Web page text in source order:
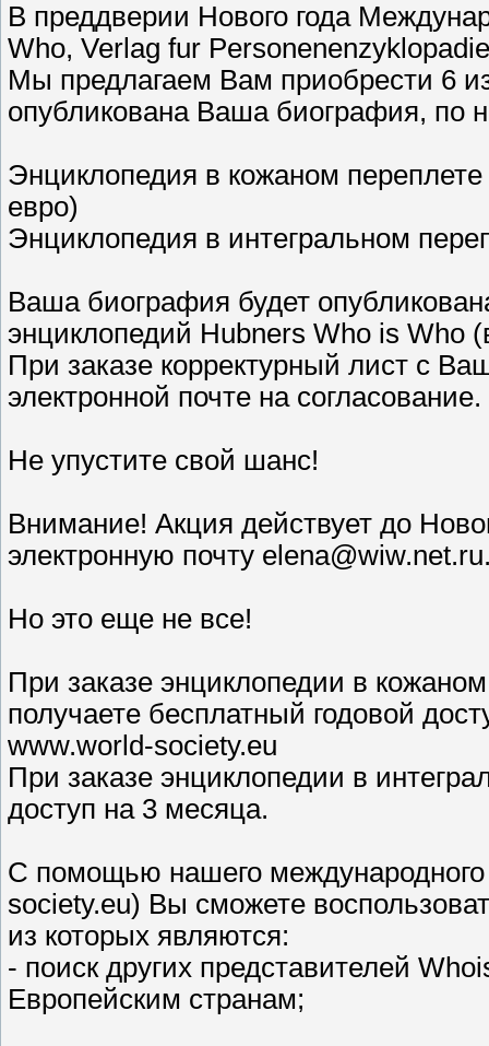
В преддверии Нового года
Who, Verlag fur
Мы предлагаем Вам приобрести 6
опубликована Ваша биография, по
Энциклопедия в кожаном
евро)
Энциклопедия в интегральном
Ваша биография будет
энциклопедий Hubners Who is Who
При заказе корректурный лист с
электронной почте на согласование.
Не упустите свой шанс!
Внимание! Акция действует до
электронную почту
Но это еще не все!
При заказе энциклопедии в
получаете бесплатный годовой
www.world-society.eu
При заказе энциклопедии в
доступ на 3 месяца.
С помощью нашего
society.eu) Вы cможете
из которых являются:
- поиск других представителей
Европейским странам;